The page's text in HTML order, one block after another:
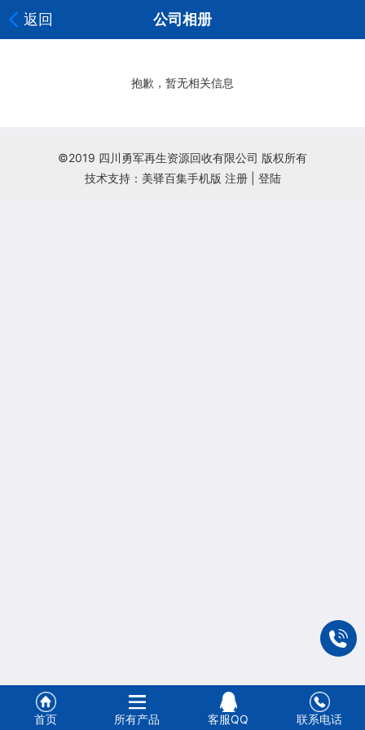
返回 公司相册
抱歉，暂无相关信息
©2019 四川勇军再生资源回收有限公司 版权所有
技术支持：美驿百集手机版 注册| 登陆
首页 所有产品 客服QQ 联系电话